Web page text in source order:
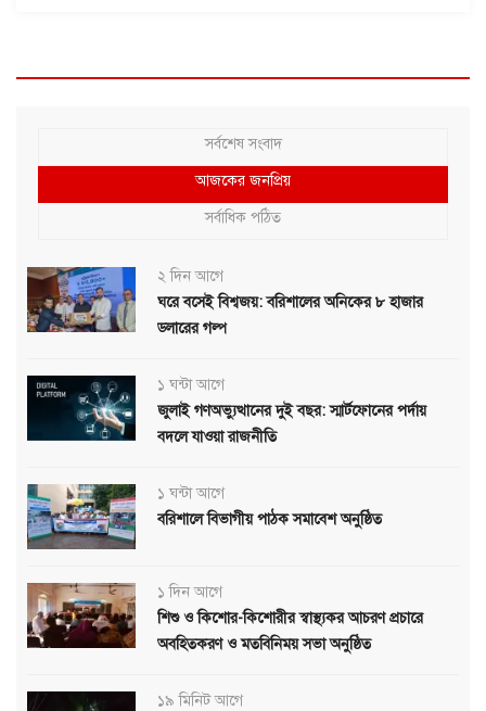
সর্বশেষ সংবাদ
আজকের জনপ্রিয়
সর্বাধিক পঠিত
২ দিন আগে
ঘরে বসেই বিশ্বজয়: বরিশালের অনিকের ৮ হাজার
ডলারের গল্প
১ ঘন্টা আগে
জুলাই গণঅভ্যুত্থানের দুই বছর: স্মার্টফোনের পর্দায়
বদলে যাওয়া রাজনীতি
১ ঘন্টা আগে
বরিশালে বিভাগীয় পাঠক সমাবেশ অনুষ্ঠিত
১ দিন আগে
শিশু ও কিশোর-কিশোরীর স্বাস্থ্যকর আচরণ প্রচারে
অবহিতকরণ ও মতবিনিময় সভা অনুষ্ঠিত
১৯ মিনিট আগে